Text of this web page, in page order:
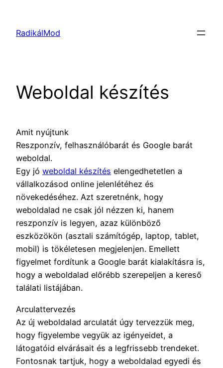
tartalomhoz
RadikálMod
Weboldal készítés
Amit nyújtunk
Reszponzív, felhasználóbarát és Google barát
weboldal.
Egy jó weboldal készítés elengedhetetlen a
vállalkozásod online jelenlétéhez és
növekedéséhez. Azt szeretnénk, hogy
weboldalad ne csak jól nézzen ki, hanem
reszponzív is legyen, azaz különböző
eszközökön (asztali számítógép, laptop, tablet,
mobil) is tökéletesen megjelenjen. Emellett
figyelmet fordítunk a Google barát kialakításra is,
hogy a weboldalad előrébb szerepeljen a kereső
találati listájában.
Arculattervezés
Az új weboldalad arculatát úgy tervezzük meg,
hogy figyelembe vegyük az igényeidet, a
látogatóid elvárásait és a legfrissebb trendeket.
Fontosnak tartjuk, hogy a weboldalad egyedi és